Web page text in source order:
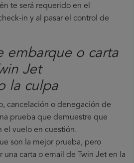
te será requerido en el
in y al pasar el control de
embarque o carta
Jet
la culpa
cancelación o denegación de
prueba que demuestre que
el vuelo en cuestión.
son la mejor prueba, pero
carta o email de Twin Jet en la